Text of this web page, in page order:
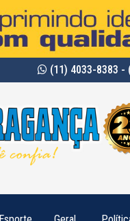
(11) 4033-8383 -